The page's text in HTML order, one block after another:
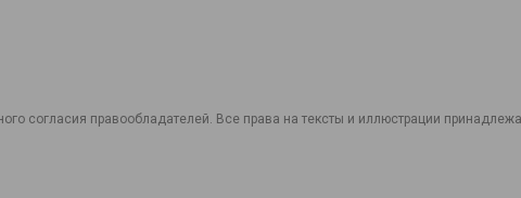
согласия правообладателей. Все права на тексты и иллюстрации